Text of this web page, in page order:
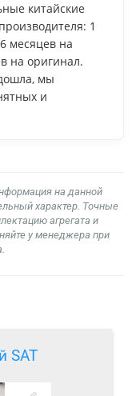
китайские
1
месяцев на
на оригинал.
мы
и
на данной
характер. Точные
агрегата и
у менеджера при
SAT